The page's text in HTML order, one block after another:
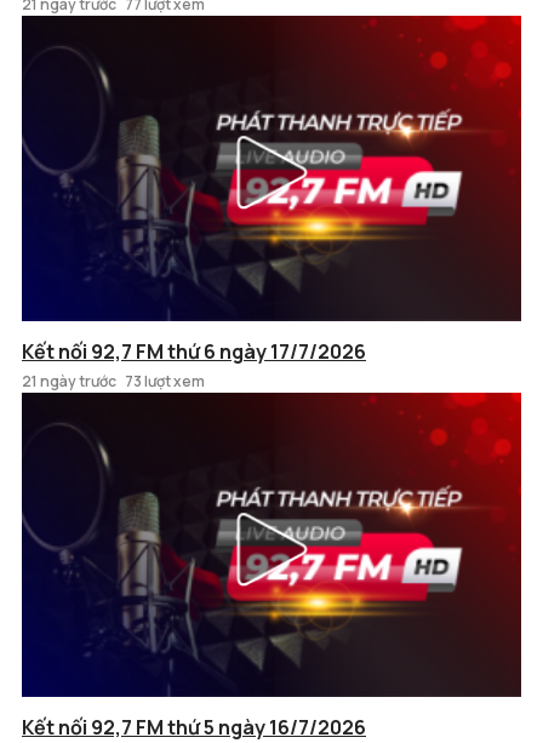
21 ngày trước 77 lượt xem
Kết nối 92,7 FM thứ 6 ngày 17/7/2026
21 ngày trước 73 lượt xem
Kết nối 92,7 FM thứ 5 ngày 16/7/2026